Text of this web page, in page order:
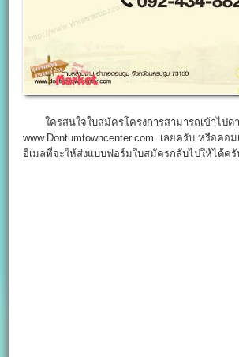
ใครสนใจใบสมัครโครงการสามารถเข้าไปด
www.Dontumtowncenter.com เลยครับ.หรือคอ
อีเมลที่จะให้ส่งแบบฟอร์มใบสมัครกลับไปให้ได้ครั